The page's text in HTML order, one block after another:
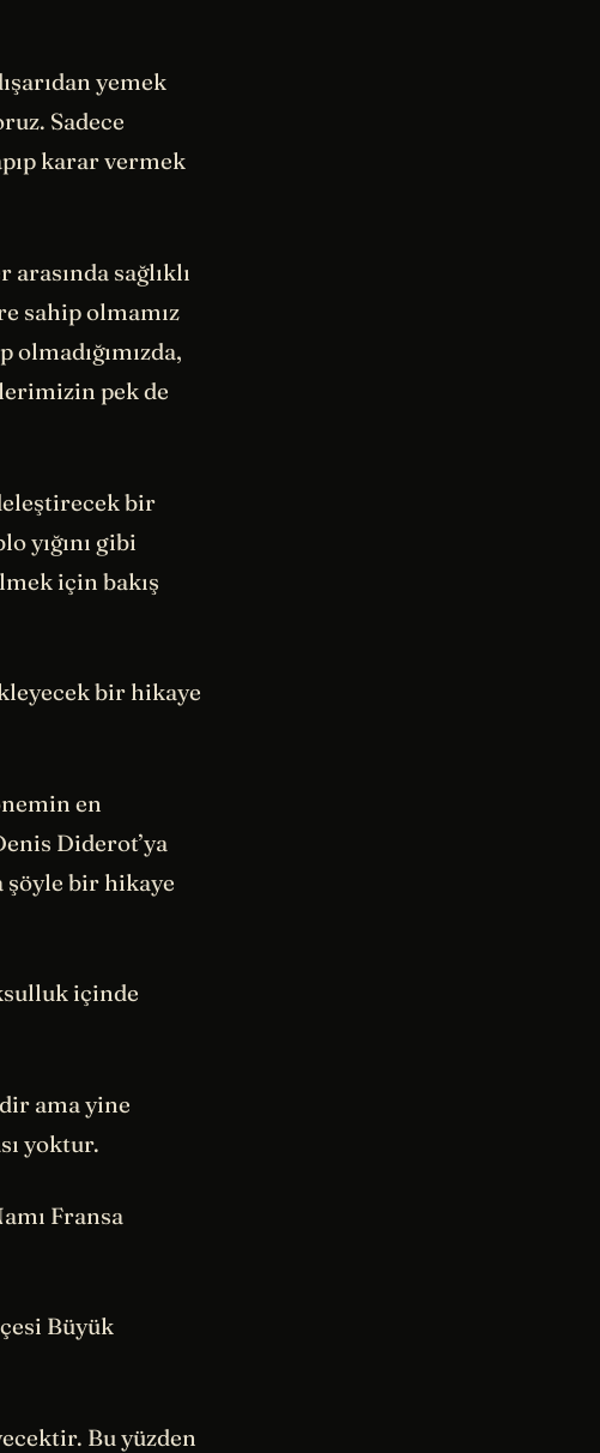
yemek
Sadece
karar vermek
arasında sağlıklı
sahip olmamız
pek de
bir
yığını gibi
için bakış
bir hikaye
en
Diderot’ya
şöyle bir hikaye
içinde
ama yine
yoktur.
Fransa
Büyük
Bu yüzden